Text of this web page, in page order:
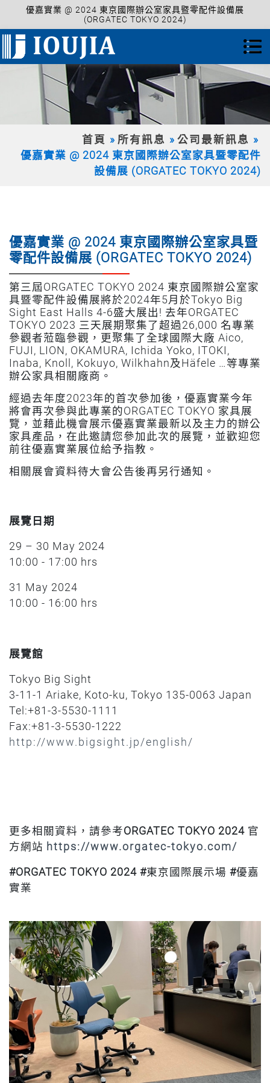
優嘉實業 @ 2024 東京國際辦公室家具暨零配件設備展
(ORGATEC TOKYO 2024)
首頁 所有訊息
公司最新訊息
優嘉實業 @ 2024 東京國際辦公室家具暨零配件
設備展 (ORGATEC TOKYO 2024)
優嘉實業 @ 2024 東京國際辦公室家具暨
零配件設備展 (ORGATEC TOKYO 2024)
第三屆ORGATEC TOKYO 2024 東京國際辦公室家
具暨零配件設備展將於2024年5月於Tokyo Big
Sight East Halls 4-6盛大展出! 去年ORGATEC
TOKYO 2023 三天展期聚集了超過26,000 名專業
參觀者蒞臨參觀，更聚集了全球國際大廠 Aico,
FUJI, LION, OKAMURA, Ichida Yoko, ITOKI,
Inaba, Knoll, Kokuyo, Wilkhahn及Häfele …等專業
辦公家具相關廠商。
經過去年度2023年的首次參加後，優嘉實業今年
將會再次參與此專業的ORGATEC TOKYO 家具展
覽，並藉此機會展示優嘉實業最新以及主力的辦公
家具產品，在此邀請您參加此次的展覽，並歡迎您
前往優嘉實業展位給予指教。
相關展會資料待大會公告後再另行通知。
展覽日期
29 – 30 May 2024
10:00 - 17:00 hrs
31 May 2024
10:00 - 16:00 hrs
展覽館
Tokyo Big Sight
3-11-1 Ariake, Koto-ku, Tokyo 135-0063 Japan
Tel:+81-3-5530-1111
Fax:+81-3-5530-1222
http://www.bigsight.jp/english/
更多相關資料，請參考ORGATEC TOKYO 2024 官
方網站 https://www.orgatec-tokyo.com/
#ORGATEC TOKYO 2024 #東京國際展示場 #優嘉
實業